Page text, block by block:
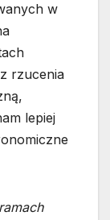
w
rzucenia
lepiej